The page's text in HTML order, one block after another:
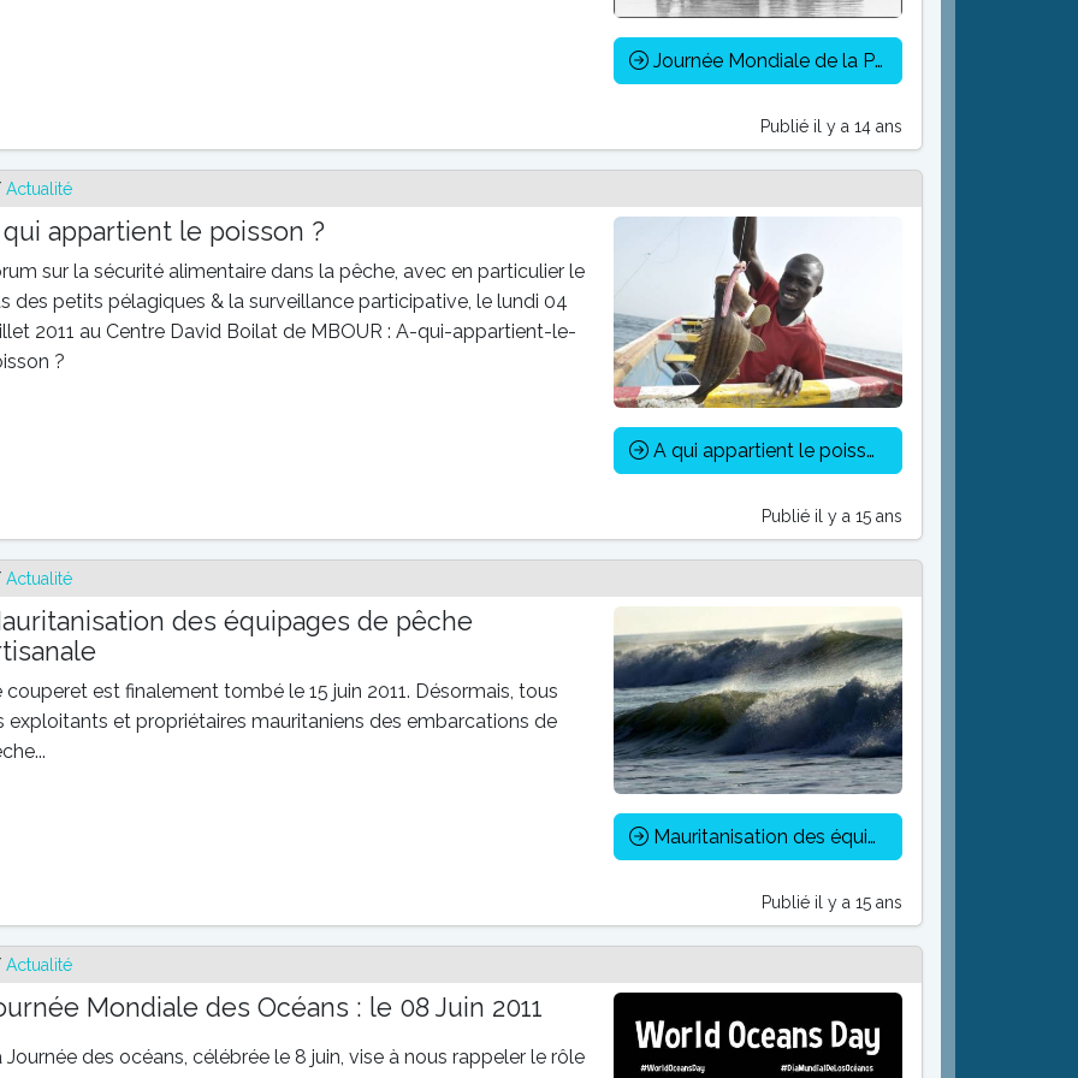
Journée Mondiale de la Pêche Artisanale : le 21 novembre 2011
Publié il y a 14 ans
Actualité
appartient le poisson ?
sur la sécurité alimentaire dans la pêche, avec en particulier le
des petits pélagiques & la surveillance participative, le lundi 04
2011 au Centre David Boilat de MBOUR : A-qui-appartient-le-
?
A qui appartient le poisson ?
Publié il y a 15 ans
Actualité
des équipages de pêche
couperet est finalement tombé le 15 juin 2011. Désormais, tous
exploitants et propriétaires mauritaniens des embarcations de
Mauritanisation des équipages de pêche artisanale
Publié il y a 15 ans
Actualité
Mondiale des Océans : le 08 Juin 2011
Journée des océans, célébrée le 8 juin, vise à nous rappeler le rôle